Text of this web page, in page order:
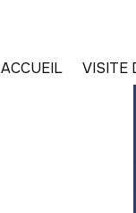
ACCUEIL VISITE